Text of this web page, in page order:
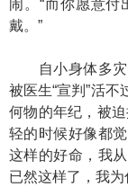
闹。“而你愿意
戴。”
自小身体多灾
被医生“宣判”活
何物的年纪，被
轻的时候好像都
这样的好命，我
已然这样了，我